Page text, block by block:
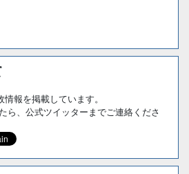
報を掲載しています。
ら、公式ツイッターまでご連絡くださ